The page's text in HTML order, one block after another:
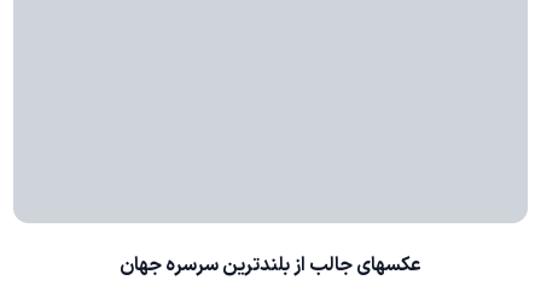
عکسهای جالب از بلندترین سرسره جهان